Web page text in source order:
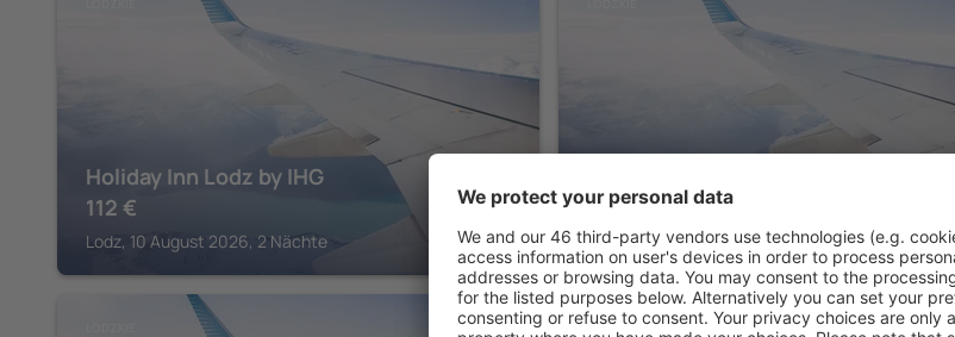
Holiday Inn Lodz by IHG
112 €
Lodz, 10 August 2026, 2 Nächte
264€
Lodz, 08 August 2026, 2 Nächte
LODZKIE